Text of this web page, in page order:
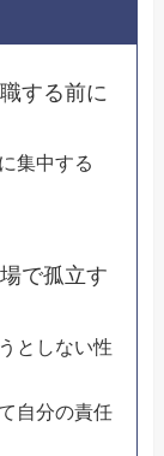
する前に
集中する
で孤立す
としない性
自分の責任